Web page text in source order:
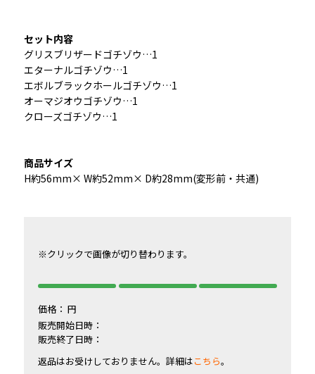
セット内容
グリスブリザードゴチゾウ…1
エターナルゴチゾウ…1
エボルブラックホールゴチゾウ…1
オーマジオウゴチゾウ…1
クローズゴチゾウ…1
商品サイズ
H約56mm× W約52mm× D約28mm(変形前・共通)
※クリックで画像が切り替わります。
価格： 円
販売開始日時：
販売終了日時：
返品はお受けしておりません。詳細はこちら。